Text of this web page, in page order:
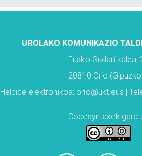
UROLAKO KOMUNIKAZIO
Eusko Gudari kalea,
20810 Orio
Helbide elektronikoa: orio@ukt.eus |
Codesyntaxek